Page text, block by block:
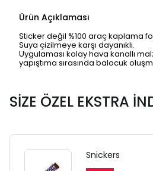
Ürün Açıklaması
Sticker değil %100 araç kaplama
Suya çizilmeye karşı dayanıklı.
Uygulaması kolay hava kanallı
yapıştıma sırasında balocuk
SİZE ÖZEL EKSTRA
Snickers